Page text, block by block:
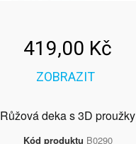
419,00 Kč
ZOBRAZIT
Růžová deka s 3D proužky
Kód produktu B0290